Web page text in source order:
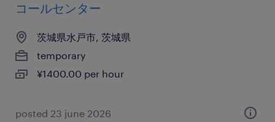
コールセンター
茨城県水戸市, 茨城県
temporary
¥1400.00 per hour
posted 23 june 2026